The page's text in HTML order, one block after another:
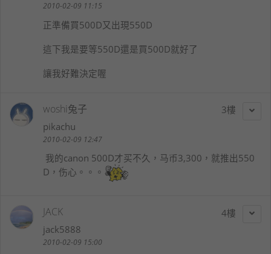
2010-02-09 11:15
正準備買500D又出現550D
這下我是要等550D還是買500D就好了
讓我好難決定喔
3
woshi兔子
pikachu
2010-02-09 12:47
我的canon 500D才买不久，马币3,300，就推出550
D，伤心。。。
4
JACK
jack5888
2010-02-09 15:00